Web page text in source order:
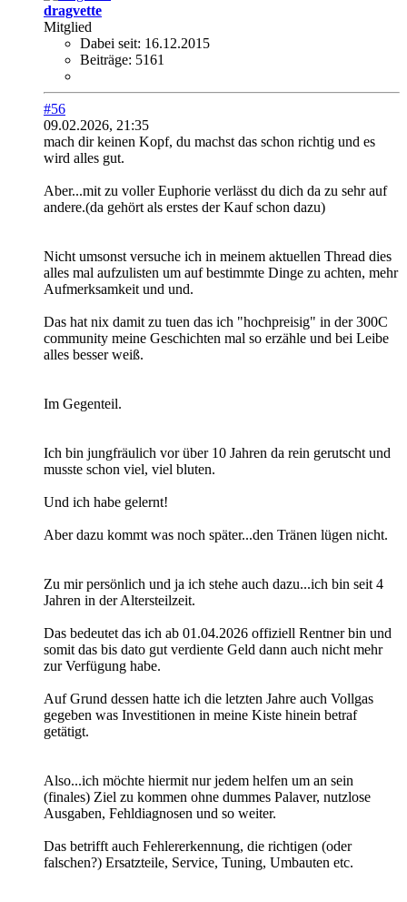
dragvette
Mitglied
Dabei seit: 16.12.2015
Beiträge: 5161
#56
09.02.2026, 21:35
mach dir keinen Kopf, du machst das schon richtig und es
wird alles gut.
Aber...mit zu voller Euphorie verlässt du dich da zu sehr auf
andere.(da gehört als erstes der Kauf schon dazu)
Nicht umsonst versuche ich in meinem aktuellen Thread dies
alles mal aufzulisten um auf bestimmte Dinge zu achten, mehr
Aufmerksamkeit und und.
Das hat nix damit zu tuen das ich "hochpreisig" in der 300C
community meine Geschichten mal so erzähle und bei Leibe
alles besser weiß.
Im Gegenteil.
Ich bin jungfräulich vor über 10 Jahren da rein gerutscht und
musste schon viel, viel bluten.
Und ich habe gelernt!
Aber dazu kommt was noch später...den Tränen lügen nicht.
Zu mir persönlich und ja ich stehe auch dazu...ich bin seit 4
Jahren in der Altersteilzeit.
Das bedeutet das ich ab 01.04.2026 offiziell Rentner bin und
somit das bis dato gut verdiente Geld dann auch nicht mehr
zur Verfügung habe.
Auf Grund dessen hatte ich die letzten Jahre auch Vollgas
gegeben was Investitionen in meine Kiste hinein betraf
getätigt.
Also...ich möchte hiermit nur jedem helfen um an sein
(finales) Ziel zu kommen ohne dummes Palaver, nutzlose
Ausgaben, Fehldiagnosen und so weiter.
Das betrifft auch Fehlererkennung, die richtigen (oder
falschen?) Ersatzteile, Service, Tuning, Umbauten etc.